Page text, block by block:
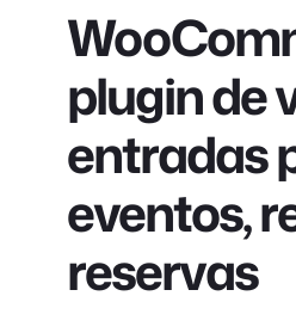
plugin de
entradas
eventos,
reservas